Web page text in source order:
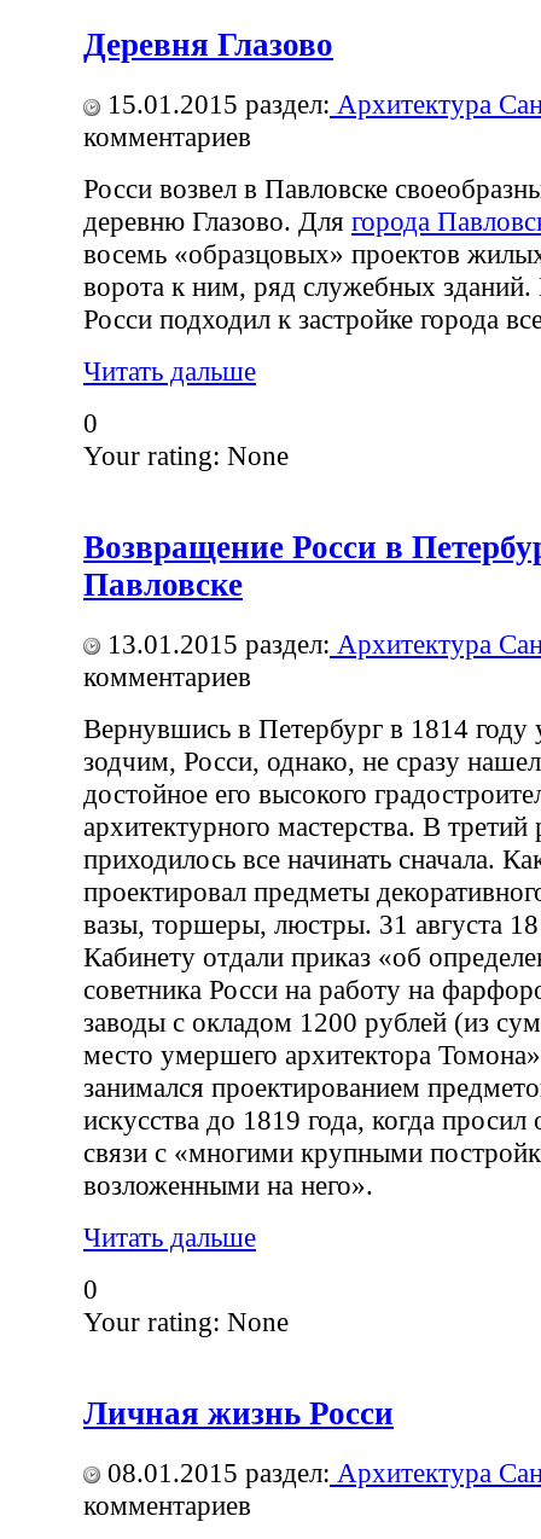
Деревня Глазово
15.01.2015 раздел: Архитектура
комментариев
Росси возвел в Павловске
деревню Глазово. Для города
восемь «образцовых» проектов
ворота к ним, ряд служебных зданий.
Росси подходил к застройке города
Читать дальше
0
Your rating: None
Возвращение Росси в
Павловске
13.01.2015 раздел: Архитектура
комментариев
Вернувшись в Петербург в 1814 году
зодчим, Росси, однако, не сразу
достойное его высокого
архитектурного мастерства. В третий
приходилось все начинать сначала.
проектировал предметы
вазы, торшеры, люстры. 31 августа
Кабинету отдали приказ «об
советника Росси на работу на
заводы с окладом 1200 рублей (из
место умершего архитектора
занимался проектированием
искусства до 1819 года, когда просил
связи с «многими крупными
возложенными на него».
Читать дальше
0
Your rating: None
Личная жизнь Росси
08.01.2015 раздел: Архитектура
комментариев